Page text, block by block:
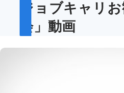
ジョブキャリ
会」動画